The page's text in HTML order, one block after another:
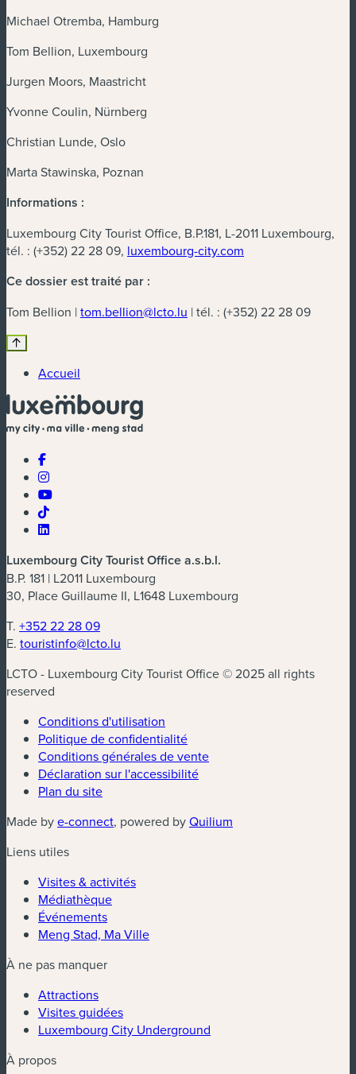
Michael Otremba, Hamburg
Tom Bellion, Luxembourg
Jurgen Moors, Maastricht
Yvonne Coulin, Nürnberg
Christian Lunde, Oslo
Marta Stawinska, Poznan
Informations :
Luxembourg City Tourist Office, B.P.181, L-2011 Luxembourg,
tél. : (+352) 22 28 09, luxembourg-city.com
Ce dossier est traité par :
Tom Bellion |tom.bellion@lcto.lu | tél. : (+352) 22 28 09
Accueil
Luxembourg City Tourist Office a.s.b.l.
B.P. 181 | L2011 Luxembourg
30, Place Guillaume II, L1648 Luxembourg
T. +352 22 28 09
E. touristinfo@lcto.lu
LCTO - Luxembourg City Tourist Office © 2025 all rights
reserved
Conditions d'utilisation
Politique de confidentialité
Conditions générales de vente
Déclaration sur l'accessibilité
Plan du site
Made bye-connect, powered byQuilium
Liens utiles
Visites & activités
Médiathèque
Événements
Meng Stad, Ma Ville
À ne pas manquer
Attractions
Visites guidées
Luxembourg City Underground
À propos